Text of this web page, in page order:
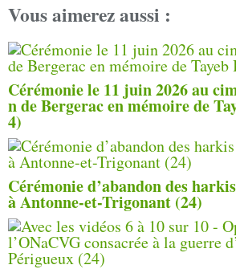
Vous aimerez aussi :
Cérémonie le 11 juin 2026 au
n de Bergerac en mémoire de
4)
Cérémonie d’abandon des
à Antonne-et-Trigonant (24)